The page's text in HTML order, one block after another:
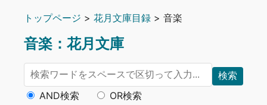
トップページ > 花月文庫目録 > 音楽
音楽：花月文庫
検索
AND検索 OR検索